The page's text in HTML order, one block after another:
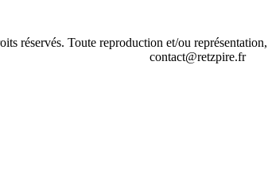
réservés. Toute reproduction et/ou
contact@retzpire.fr